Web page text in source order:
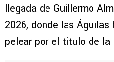
llegada de Guillermo
2026, donde las Águilas
pelear por el título de la